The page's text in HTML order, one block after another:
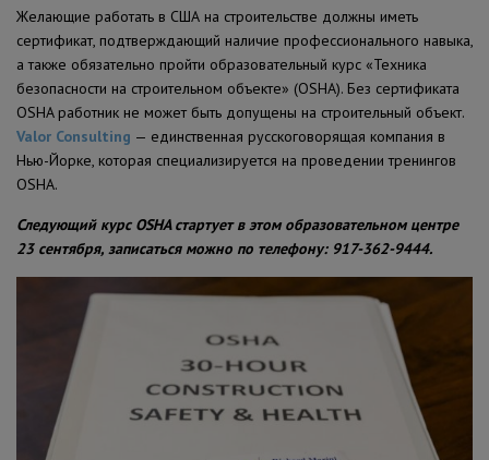
Желающие работать в США на строительстве должны иметь
сертификат, подтверждающий наличие профессионального навыка,
а также обязательно пройти образовательный курс «Техника
безопасности на строительном объекте» (OSHA). Без сертификата
OSHA работник не может быть допущены на строительный объект.
Valor Consulting — единственная русскоговорящая компания в
Нью-Йорке, которая специализируется на проведении тренингов
OSHA.
Следующий курс OSHA стартует в этом образовательном центре
23 сентября, записаться можно по телефону: 917-362-9444.